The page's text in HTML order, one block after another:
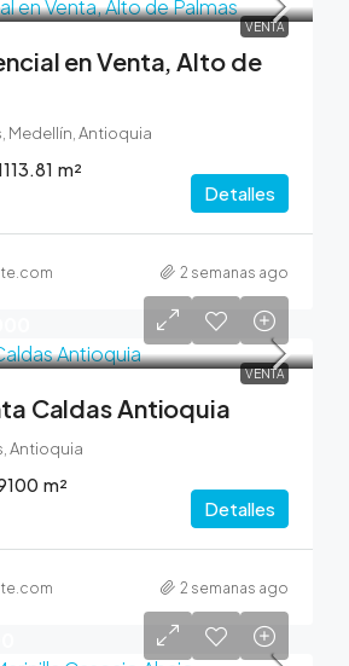
VENTA
en Venta, Alto de
Medellín, Antioquia
m²
Detalles
2 semanas ago
VENTA
Caldas Antioquia
Antioquia
m²
Detalles
2 semanas ago